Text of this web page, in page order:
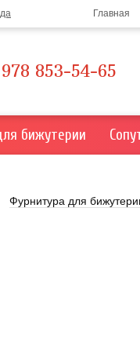
Главная
853-54-65
бижутерии
Фурнитура для